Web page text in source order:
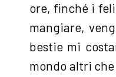
ore, finché i
mangiare,
bestie mi
mondo altri